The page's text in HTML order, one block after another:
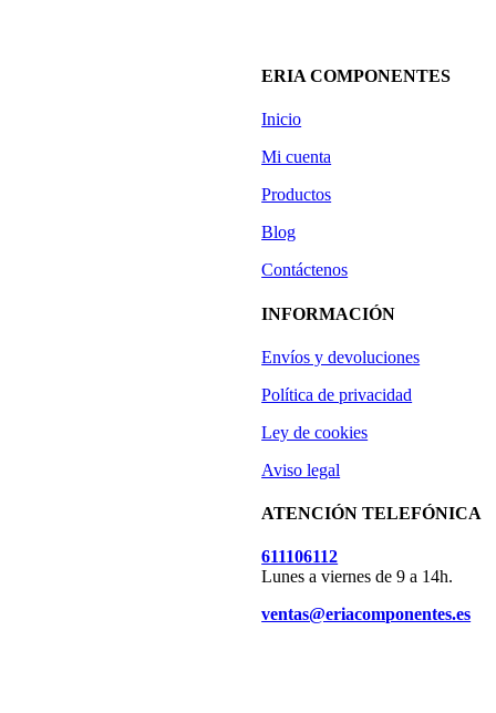
ERIA COMPONENTES
Inicio
Mi cuenta
Productos
Blog
Contáctenos
INFORMACIÓN
Envíos y devoluciones
Política de privacidad
Ley de cookies
Aviso legal
ATENCIÓN TELEFÓNICA
611106112
Lunes a viernes de 9 a 14h.
ventas@eriacomponentes.es